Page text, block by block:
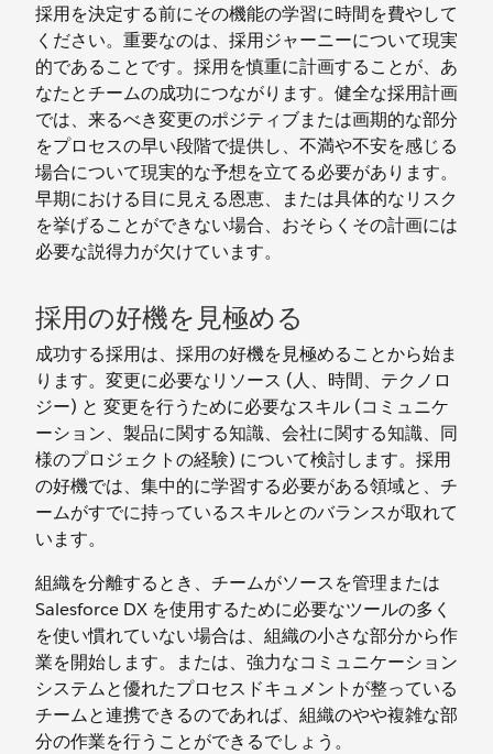
採用を決定する前にその機能の学習に時間を費やして
ください。重要なのは、採用ジャーニーについて現実
的であることです。採用を慎重に計画することが、あ
なたとチームの成功につながります。健全な採用計画
では、来るべき変更のポジティブまたは画期的な部分
をプロセスの早い段階で提供し、不満や不安を感じる
場合について現実的な予想を立てる必要があります。
早期における目に見える恩恵、または具体的なリスク
を挙げることができない場合、おそらくその計画には
必要な説得力が欠けています。
採用の好機を見極める
成功する採用は、採用の好機を見極めることから始ま
ります。変更に必要なリソース (人、時間、テクノロ
ジー) と 変更を行うために必要なスキル (コミュニケ
ーション、製品に関する知識、会社に関する知識、同
様のプロジェクトの経験) について検討します。採用
の好機では、集中的に学習する必要がある領域と、チ
ームがすでに持っているスキルとのバランスが取れて
います。
組織を分離するとき、チームがソースを管理または
Salesforce DX を使用するために必要なツールの多く
を使い慣れていない場合は、組織の小さな部分から作
業を開始します。または、強力なコミュニケーション
システムと優れたプロセスドキュメントが整っている
チームと連携できるのであれば、組織のやや複雑な部
分の作業を行うことができるでしょう。